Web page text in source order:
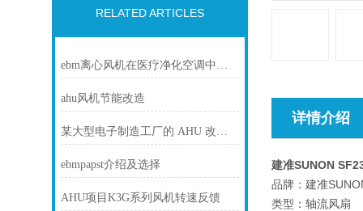
RELATED ARTICLES
ebm离心风机在医疗净化空调中的静音与洁净优势
ahu风机节能改造
某大型电子制造工厂的 AHU 改造项目
ebmpapst介绍及选择
AHU项目K3G系列风机转速反馈
详情介绍
建准SUNON
品牌：建准
类型：轴流风扇